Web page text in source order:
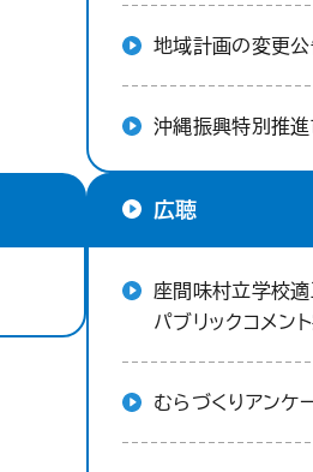
地域計画の変更
沖縄振興特別推
広聴
座間味村立学校適
パブリックコメン
むらづくりアンケ